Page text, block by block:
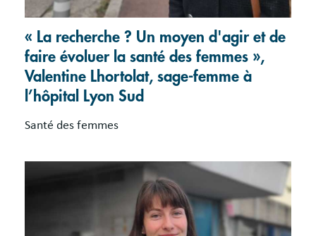
« La recherche ? Un moyen d'agir et de
faire évoluer la santé des femmes »,
Valentine Lhortolat, sage-femme à
l’hôpital Lyon Sud
Santé des femmes